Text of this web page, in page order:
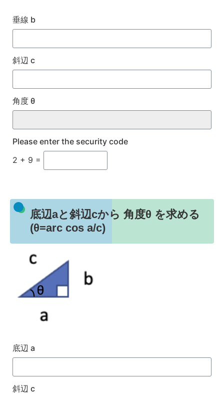
垂線 b
斜辺 c
角度 θ
Please enter the security code
2 + 9 =
底辺aと斜辺cから 角度θ を求める
(θ=arc cos a/c)
底辺 a
斜辺 c